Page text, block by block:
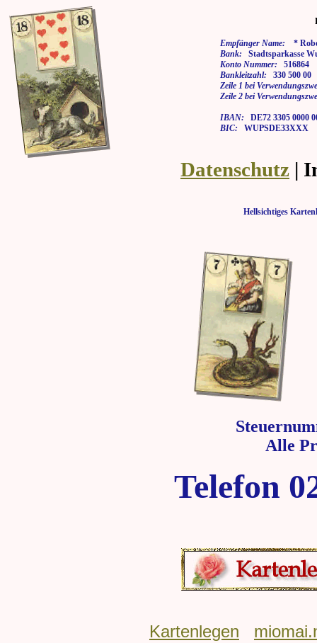
Empfänger Name: *
Bank: Stadtsparkasse
Konto Nummer: 516864
Bankleitzahl: 330 500 00
Zeile 1 bei
Zeile 2 bei
IBAN: DE72 3305 0000
BIC: WUPSDE33XXX
Datenschutz |
Hellsichtiges
Alle
Telefon
Kartenlegen